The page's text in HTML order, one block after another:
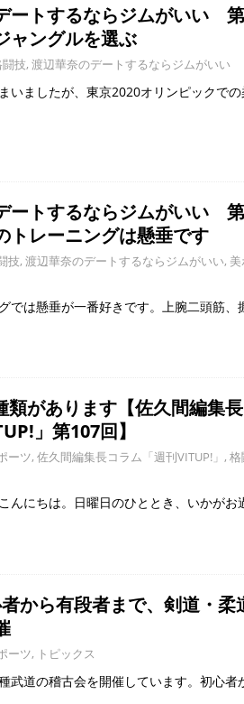
ートするならジムがいい
ャングルを選ぶ
技, 渡辺華奈のデートするならジムがいい
いましたが、東京2020オリンピックでの
ートするならジムがいい
トレーニングは懸垂です
技, 渡辺華奈のデートするならジムがいい,
では懸垂が一番好きです。上腕二頭筋、
類があります【佐久間編集
」第107回】
ーツ, 佐久間編集長コラム「週刊VITUP!」 , 格
んにちは。日曜日のひととき、いかがお
者から有段者まで、剣道・柔
ーツ, トピックス
武道の稽古会を開催しています。初心者